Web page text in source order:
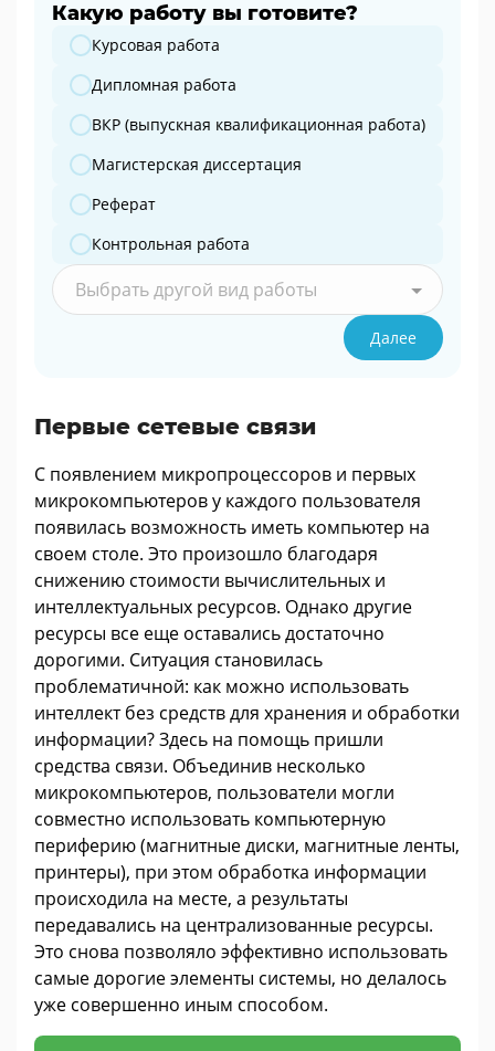
Какую работу вы готовите?
Какую работу вы готовите?
Курсовая работа
Дипломная работа
ВКР (выпускная квалификационная работа)
Магистерская диссертация
Реферат
Контрольная работа
Выбрать другой вид работы
Далее
Первые сетевые связи
С появлением микропроцессоров и первых
микрокомпьютеров у каждого пользователя
появилась возможность иметь компьютер на
своем столе. Это произошло благодаря
снижению стоимости вычислительных и
интеллектуальных ресурсов. Однако другие
ресурсы все еще оставались достаточно
дорогими. Ситуация становилась
проблематичной: как можно использовать
интеллект без средств для хранения и обработки
информации? Здесь на помощь пришли
средства связи. Объединив несколько
микрокомпьютеров, пользователи могли
совместно использовать компьютерную
периферию (магнитные диски, магнитные ленты,
принтеры), при этом обработка информации
происходила на месте, а результаты
передавались на централизованные ресурсы.
Это снова позволяло эффективно использовать
самые дорогие элементы системы, но делалось
уже совершенно иным способом.